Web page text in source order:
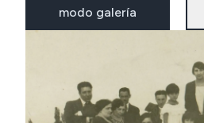
modo galería